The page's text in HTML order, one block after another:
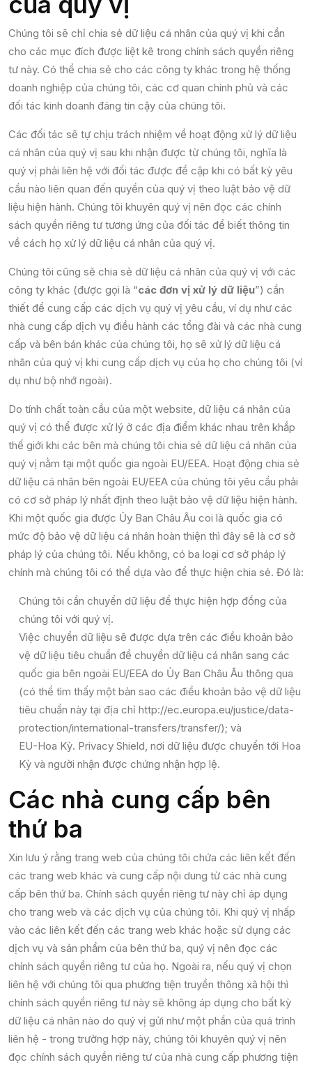
Chúng tôi sẽ chỉ chia sẻ dữ liệu cá nhân của quý vị khi cần
cho các mục đích được liệt kê trong chính sách quyền riêng
tư này. Có thể chia sẻ cho các công ty khác trong hệ thống
doanh nghiệp của chúng tôi, các cơ quan chính phủ và các
đối tác kinh doanh đáng tin cậy của chúng tôi.
Các đối tác sẽ tự chịu trách nhiệm về hoạt động xử lý dữ liệu
cá nhân của quý vị sau khi nhận được từ chúng tôi, nghĩa là
quý vị phải liên hệ với đối tác được đề cập khi có bất kỳ yêu
cầu nào liên quan đến quyền của quý vị theo luật bảo vệ dữ
liệu hiện hành. Chúng tôi khuyên quý vị nên đọc các chính
sách quyền riêng tư tương ứng của đối tác để biết thông tin
về cách họ xử lý dữ liệu cá nhân của quý vị.
Chúng tôi cũng sẽ chia sẻ dữ liệu cá nhân của quý vị với các
công ty khác (được gọi là “các đơn vị xử lý dữ liệu”) cần
thiết để cung cấp các dịch vụ quý vị yêu cầu, ví dụ như các
nhà cung cấp dịch vụ điều hành các tổng đài và các nhà cung
cấp và bên bán khác của chúng tôi, họ sẽ xử lý dữ liệu cá
nhân của quý vị khi cung cấp dịch vụ của họ cho chúng tôi (ví
dụ như bộ nhớ ngoài).
Do tính chất toàn cầu của một website, dữ liệu cá nhân của
quý vị có thể được xử lý ở các địa điểm khác nhau trên khắp
thế giới khi các bên mà chúng tôi chia sẻ dữ liệu cá nhân của
quý vị nằm tại một quốc gia ngoài EU/EEA. Hoạt động chia sẻ
dữ liệu cá nhân bên ngoài EU/EEA của chúng tôi yêu cầu phải
có cơ sở pháp lý nhất định theo luật bảo vệ dữ liệu hiện hành.
Khi một quốc gia được Ủy Ban Châu Âu coi là quốc gia có
mức độ bảo vệ dữ liệu cá nhân hoàn thiện thì đây sẽ là cơ sở
pháp lý của chúng tôi. Nếu không, có ba loại cơ sở pháp lý
chính mà chúng tôi có thể dựa vào để thực hiện chia sẻ. Đó là:
Chúng tôi cần chuyển dữ liệu để thực hiện hợp đồng của
chúng tôi với quý vị.
Việc chuyển dữ liệu sẽ được dựa trên các điều khoản bảo
vệ dữ liệu tiêu chuẩn để chuyển dữ liệu cá nhân sang các
quốc gia bên ngoài EU/EEA do Ủy Ban Châu Âu thông qua
(có thể tìm thấy một bản sao các điều khoản bảo vệ dữ liệu
tiêu chuẩn này tại địa chỉ http://ec.europa.eu/justice/data-
protection/international-transfers/transfer/); và
EU-Hoa Kỳ. Privacy Shield, nơi dữ liệu được chuyển tới Hoa
Kỳ và người nhận được chứng nhận hợp lệ.
Các nhà cung cấp bên
thứ ba
Xin lưu ý rằng trang web của chúng tôi chứa các liên kết đến
các trang web khác và cung cấp nội dung từ các nhà cung
cấp bên thứ ba. Chính sách quyền riêng tư này chỉ áp dụng
cho trang web và các dịch vụ của chúng tôi. Khi quý vị nhấp
vào các liên kết đến các trang web khác hoặc sử dụng các
dịch vụ và sản phẩm của bên thứ ba, quý vị nên đọc các
chính sách quyền riêng tư của họ. Ngoài ra, nếu quý vị chọn
liên hệ với chúng tôi qua phương tiện truyền thông xã hội thì
chính sách quyền riêng tư này sẽ không áp dụng cho bất kỳ
dữ liệu cá nhân nào do quý vị gửi như một phần của quá trình
liên hệ - trong trường hợp này, chúng tôi khuyên quý vị nên
đọc chính sách quyền riêng tư của nhà cung cấp phương tiện